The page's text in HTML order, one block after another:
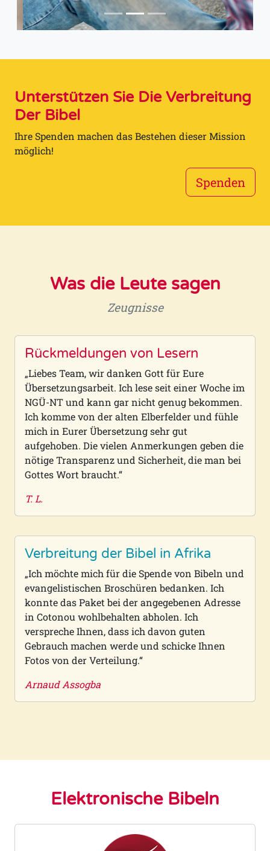
Unterstützen Sie Die Verbreitung
Der Bibel
Ihre Spenden machen das Bestehen dieser Mission
möglich!
Spenden
Was die Leute sagen
Zeugnisse
Rückmeldungen von Lesern
„Liebes Team, wir danken Gott für Eure
Übersetzungsarbeit. Ich lese seit einer Woche im
NGÜ-NT und kann gar nicht genug bekommen.
Ich komme von der alten Elberfelder und fühle
mich in Eurer Übersetzung sehr gut
aufgehoben. Die vielen Anmerkungen geben die
nötige Transparenz und Sicherheit, die man bei
Gottes Wort braucht.“
T. L.
Verbreitung der Bibel in Afrika
„Ich möchte mich für die Spende von Bibeln und
evangelistischen Broschüren bedanken. Ich
konnte das Paket bei der angegebenen Adresse
in Cotonou wohlbehalten abholen. Ich
verspreche Ihnen, dass ich davon guten
Gebrauch machen werde und schicke Ihnen
Fotos von der Verteilung.“
Arnaud Assogba
Elektronische Bibeln